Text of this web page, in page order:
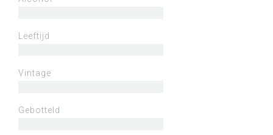
Leeftijd
Vintage
Gebotteld